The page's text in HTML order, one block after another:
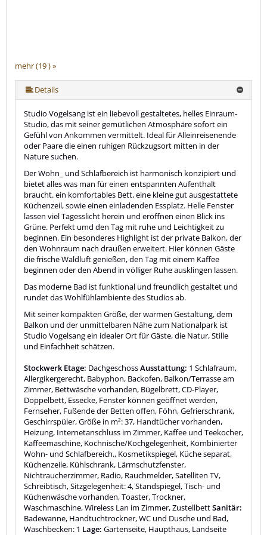
mehr (19 ) »
mehr (19 ) »
mehr (19 ) »
mehr (19 ) »
mehr (19 ) »
mehr (19 ) »
mehr (19 ) »
mehr (19 ) »
mehr (19 ) »
mehr (19 ) »
mehr (19 ) »
mehr (19 ) »
mehr (19 ) »
mehr (19 ) »
mehr (19 ) »
mehr (19 ) »
Details
Studio Vogelsang ist ein liebevoll gestaltetes, helles Einraum-
Studio, das mit seiner gemütlichen Atmosphäre sofort ein
Gefühl von Ankommen vermittelt. Ideal für Alleinreisenende
oder Paare die einen ruhigen Rückzugsort mitten in der
Nature suchen.
Der Wohn_ und Schlafbereich ist harmonisch konzipiert und
bietet alles was man für einen entspannten Aufenthalt
braucht. ein komfortables Bett, eine kleine gut ausgestattete
Küchenzeil, sowie einen einladenden Essplatz. Helle Fenster
lassen viel Tagesslicht herein und eröffnen einen Blick ins
Grüne. Perfekt umd den Tag mit ruhe und Leichtigkeit zu
beginnen. Ein besonderes Highlight ist der private Balkon, der
den Wohnraum nach draußen erweitert. Hier können Gäste
die frische Waldluft genießen, den Tag mit einem Kaffee
beginnen oder den Abend in völliger Ruhe ausklingen lassen.
Das moderne Bad ist funktional und freundlich gestaltet und
rundet das Wohlfühlambiente des Studios ab.
Mit seiner kompakten Größe, der warmen Gestaltung, dem
Balkon und der unmittelbaren Nähe zum Nationalpark ist
Studio Vogelsang ein idealer Ort für Gäste, die Natur, Stille
und Einfachheit schätzen.
Stockwerk Etage: DachgeschossAusstattung: 1 Schlafraum,
Allergikergerecht, Babyphon, Backofen, Balkon/Terrasse am
Zimmer, Bettwäsche vorhanden, Bügelbrett, CD-Player,
Doppelbett, Essecke, Fenster können geöffnet werden,
Fernseher, Fußende der Betten offen, Föhn, Gefrierschrank,
Geschirrspüler, Größe in m²: 37, Handtücher vorhanden,
Heizung, Internetanschluss im Zimmer, Kaffee und Teekocher,
Kaffeemaschine, Kochnische/Kochgelegenheit, Kombinierter
Wohn- und Schlafbereich., Kosmetikspiegel, Küche separat,
Küchenzeile, Kühlschrank, Lärmschutzfenster,
Nichtraucherzimmer, Radio, Rauchmelder, Satelliten TV,
Schreibtisch, Sitzgelegenheit: 4, Standspiegel, Tisch- und
Küchenwäsche vorhanden, Toaster, Trockner,
Waschmaschine, Wireless Lan im Zimmer, ZustellbettSanitär:
Badewanne, Handtuchtrockner, WC und Dusche und Bad,
Waschbecken: 1 Lage: Gartenseite, Haupthaus, Landseite